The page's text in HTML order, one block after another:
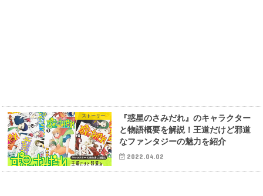
ストーリー
『惑星のさみだれ』のキャラクター
と物語概要を解説！王道だけど邪道
なファンタジーの魅力を紹介
2022.04.02